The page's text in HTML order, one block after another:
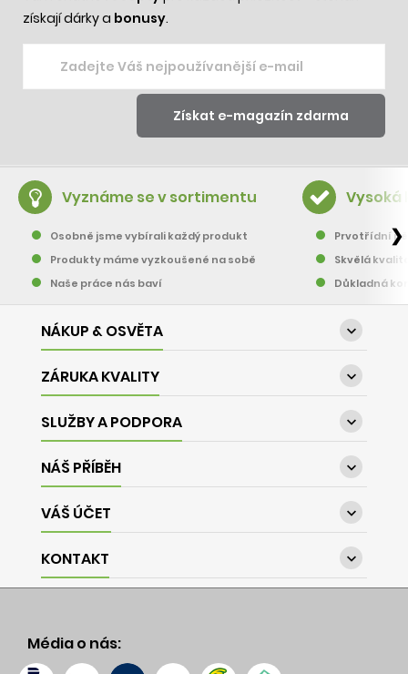
získají dárky a bonusy.
Vyznáme se v sortimentu
Osobně jsme vybírali každý produkt
Produkty máme vyzkoušené na sobě
Naše práce nás baví
Vysoká
Prvotřídní
Skvělá
Důkladná
❯
NÁKUP & OSVĚTA 
ZÁRUKA KVALITY 
SLUŽBY A PODPORA 
NÁŠ PŘÍBĚH 
VÁŠ ÚČET 
KONTAKT 
Média o nás: